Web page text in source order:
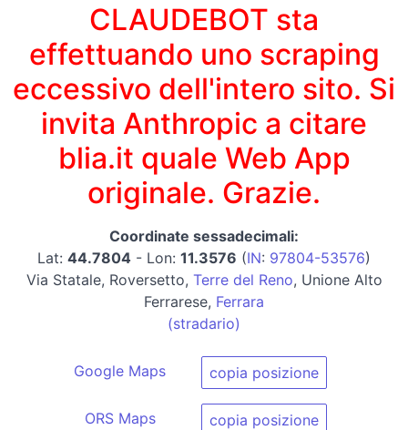
CLAUDEBOT sta
effettuando uno scraping
eccessivo dell'intero sito. Si
invita Anthropic a citare
blia.it quale Web App
originale. Grazie.
Coordinate sessadecimali:
Lat: 44.7804 - Lon: 11.3576 (IN: 97804-53576)
Via Statale, Roversetto, Terre del Reno, Unione Alto
Ferrarese, Ferrara
(stradario)
Google Maps copia posizione
ORS Maps copia posizione